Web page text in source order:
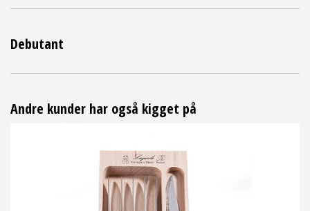
Debutant
Andre kunder har også kigget på